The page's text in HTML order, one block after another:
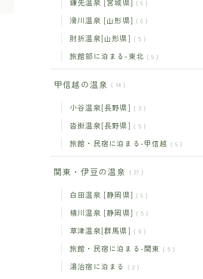
鎌先温泉 [宮城県] 6
滑川温泉 [山形県] 6
肘折温泉[山形県] 5
旅館部に泊まる-東北 9
甲信越の温泉 14
小谷温泉[長野県] 3
沓掛温泉[長野県] 5
旅館・民宿に泊まる-甲信越 6
関東・伊豆の温泉 27
白田温泉 [静岡県] 6
横川温泉 [静岡県] 5
草津温泉[群馬県] 4
旅館・民宿に泊まる-関東 5
湯治宿に泊まる 2